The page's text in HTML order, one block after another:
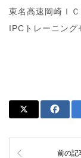
東名高速岡崎Ｉ
IPCトレーニング
前の記